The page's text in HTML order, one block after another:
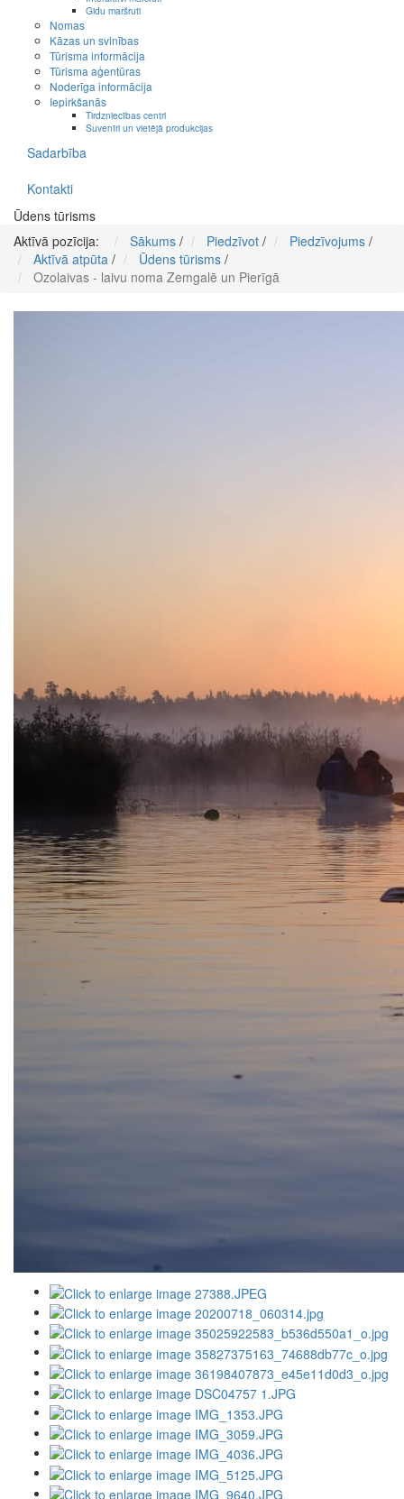
Gidu maršruti
Nomas
Kāzas un svinības
Tūrisma informācija
Tūrisma aģentūras
Noderīga informācija
Iepirkšanās
Tirdzniecības centri
Suvenīri un vietējā produkcijas
Sadarbība
Kontakti
Ūdens tūrisms
Aktīvā pozīcija:
Sākums / Piedzīvot / Piedzīvojums /
Aktīvā atpūta / Ūdens tūrisms /
Ozolaivas - laivu noma Zemgalē un Pierīgā